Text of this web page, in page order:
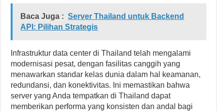
Baca Juga : Server Thailand untuk Backend
API: Pilihan Strategis
Infrastruktur data center di Thailand telah mengalami
modernisasi pesat, dengan fasilitas canggih yang
menawarkan standar kelas dunia dalam hal keamanan,
redundansi, dan konektivitas. Ini memastikan bahwa
server yang Anda tempatkan di Thailand dapat
memberikan performa yang konsisten dan andal bagi